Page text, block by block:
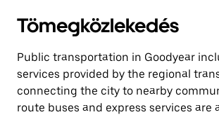
Tömegközlekedés
Public transportation in Goodyear
services provided by the regional
connecting the city to nearby
route buses and express services are